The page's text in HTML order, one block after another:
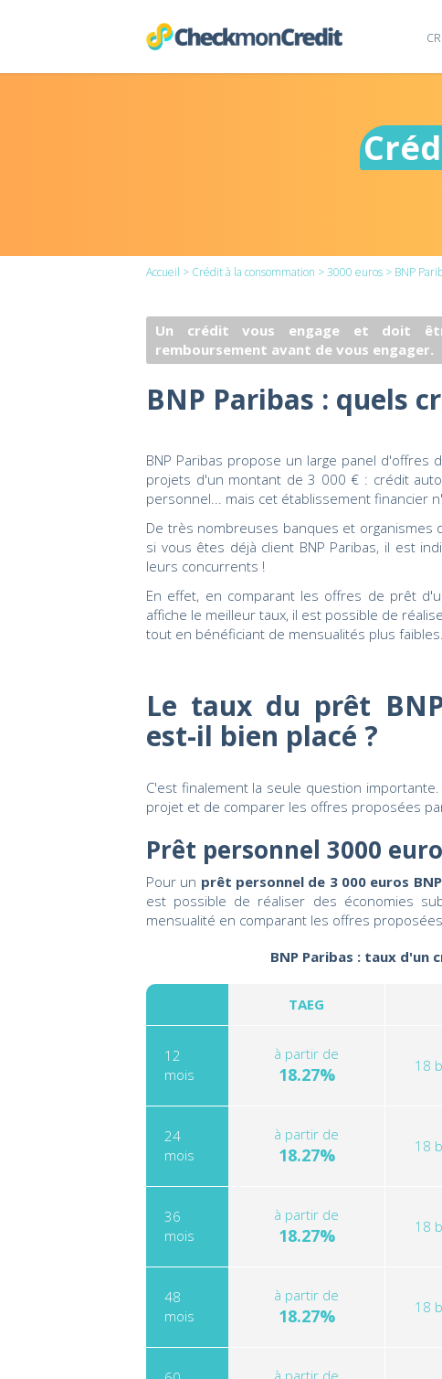
Accueil > Crédit à la consommation >3000 euros > BNP
Un crédit vous engage et doit
remboursement avant de vous engager.
BNP Paribas : quels
BNP Paribas propose un large panel
projets d'un montant de 3 000 € : crédit
personnel... mais cet établissement financier
De très nombreuses banques et organismes
si vous êtes déjà client BNP Paribas, il est
leurs concurrents !
En effet, en comparant les offres de prêt
affiche le meilleur taux, il est possible de
tout en bénéficiant de mensualités plus faibles.
Le taux du prêt
est-il bien placé ?
C'est finalement la seule question
projet et de comparer les offres proposées
Prêt personnel 3000
Pour un prêt personnel de 3 000 euros
est possible de réaliser des économies
mensualité en comparant les offres
BNP Paribas : taux d'un
TAEG
12
mois
à partir de
18.27%
18
24
mois
à partir de
18.27%
18
36
mois
à partir de
18.27%
18
48
mois
à partir de
18.27%
18
à partir de